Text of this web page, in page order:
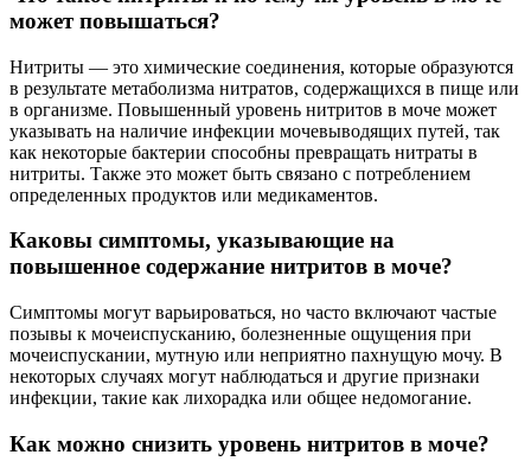
может повышаться?
Нитриты — это химические соединения, которые образуются
в результате метаболизма нитратов, содержащихся в пище или
в организме. Повышенный уровень нитритов в моче может
указывать на наличие инфекции мочевыводящих путей, так
как некоторые бактерии способны превращать нитраты в
нитриты. Также это может быть связано с потреблением
определенных продуктов или медикаментов.
Каковы симптомы, указывающие на
повышенное содержание нитритов в моче?
Симптомы могут варьироваться, но часто включают частые
позывы к мочеиспусканию, болезненные ощущения при
мочеиспускании, мутную или неприятно пахнущую мочу. В
некоторых случаях могут наблюдаться и другие признаки
инфекции, такие как лихорадка или общее недомогание.
Как можно снизить уровень нитритов в моче?